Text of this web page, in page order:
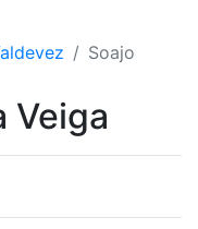
Soajo
Veiga